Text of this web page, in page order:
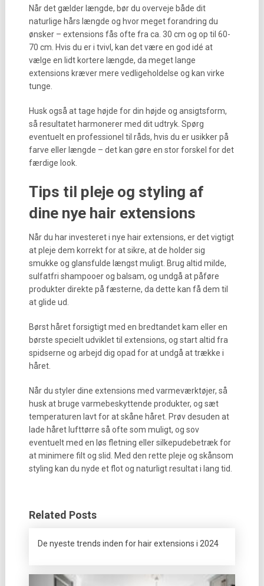
Når det gælder længde, bør du overveje både dit
naturlige hårs længde og hvor meget forandring du
ønsker – extensions fås ofte fra ca. 30 cm og op til 60-
70 cm. Hvis du er i tvivl, kan det være en god idé at
vælge en lidt kortere længde, da meget lange
extensions kræver mere vedligeholdelse og kan virke
tunge.
Husk også at tage højde for din højde og ansigtsform,
så resultatet harmonerer med dit udtryk. Spørg
eventuelt en professionel til råds, hvis du er usikker på
farve eller længde – det kan gøre en stor forskel for det
færdige look.
Tips til pleje og styling af
dine nye hair extensions
Når du har investeret i nye hair extensions, er det vigtigt
at pleje dem korrekt for at sikre, at de holder sig
smukke og glansfulde længst muligt. Brug altid milde,
sulfatfri shampooer og balsam, og undgå at påføre
produkter direkte på fæsterne, da dette kan få dem til
at glide ud.
Børst håret forsigtigt med en bredtandet kam eller en
børste specielt udviklet til extensions, og start altid fra
spidserne og arbejd dig opad for at undgå at trække i
håret.
Når du styler dine extensions med varmeværktøjer, så
husk at bruge varmebeskyttende produkter, og sæt
temperaturen lavt for at skåne håret. Prøv desuden at
lade håret lufttørre så ofte som muligt, og sov
eventuelt med en løs fletning eller silkepudebetræk for
at minimere filt og slid. Med den rette pleje og skånsom
styling kan du nyde et flot og naturligt resultat i lang tid.
Related Posts
De nyeste trends inden for hair extensions i 2024